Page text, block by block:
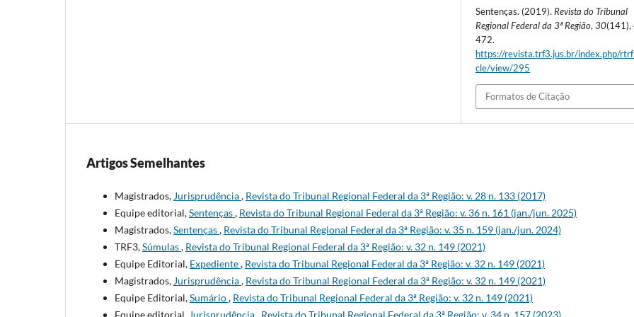
Sentenças. (2019). Revista do Tribunal
Regional Federal da 3ª Região,30(141),
472.
https://revista.trf3.jus.br/index.php/
cle/view/295
Formatos de Citação
Artigos Semelhantes
Magistrados, Jurisprudência, Revista do Tribunal Regional Federal da 3ª Região: v. 28 n. 133 (2017)
Equipe editorial,Sentenças, Revista do Tribunal Regional Federal da 3ª Região: v. 36 n. 161 (jan./jun. 2025)
Magistrados,Sentenças, Revista do Tribunal Regional Federal da 3ª Região: v. 35 n. 159 (jan./jun. 2024)
TRF3,Súmulas, Revista do Tribunal Regional Federal da 3ª Região: v. 32 n. 149 (2021)
Equipe Editorial, Expediente, Revista do Tribunal Regional Federal da 3ª Região: v. 32 n. 149 (2021)
Magistrados, Jurisprudência, Revista do Tribunal Regional Federal da 3ª Região: v. 32 n. 149 (2021)
Equipe Editorial,Sumário, Revista do Tribunal Regional Federal da 3ª Região: v. 32 n. 149 (2021)
Equipe editorial, Jurisprudência Revista do Tribunal Regional Federal da 3ª Região: v. 34 n. 157 (2023)